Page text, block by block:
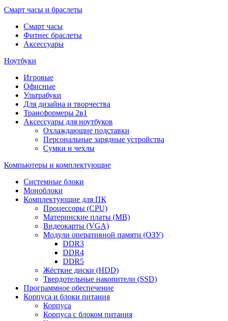
Смарт часы и браслеты
Смарт часы
Фитнес браслеты
Аксессуары
Ноутбуки
Игровые
Офисные
Ультрабуки
Для дизайна и творчества
Трансформеры 2в1
Аксессуары для ноутбуков
Охлаждающие подставки
Персональные зарядные устройства
Сумки и чехлы
Компьютеры и комплектующие
Системные блоки
Моноблоки
Комплектующие для ПК
Процессоры (CPU)
Материнские платы (MB)
Видеокарты (VGA)
Модули оперативной памяти (ОЗУ)
DDR3
DDR4
DDR5
Жёсткие диски (HDD)
Твердотельные накопители (SSD)
Программное обеспечение
Корпуса и блоки питания
Корпуса
Корпуса с блоком питания